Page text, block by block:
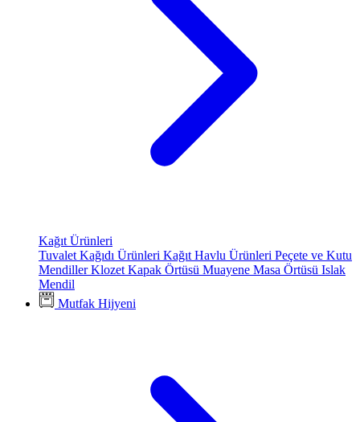
Kağıt Ürünleri
Tuvalet Kağıdı Ürünleri Kağıt Havlu Ürünleri Peçete ve Kutu
MendillerKlozet Kapak Örtüsü Muayene Masa Örtüsü Islak
Mendil
Mutfak Hijyeni